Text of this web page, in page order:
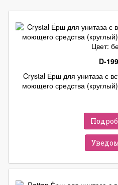
D-
Crystal Ёрш для унитаза с
моющего средства